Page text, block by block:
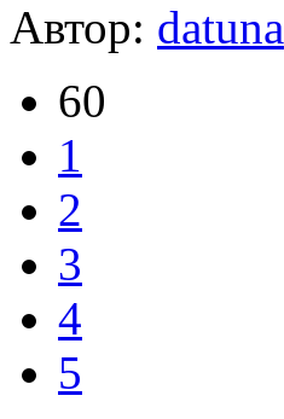
Автор: datuna
60
1
2
3
4
5